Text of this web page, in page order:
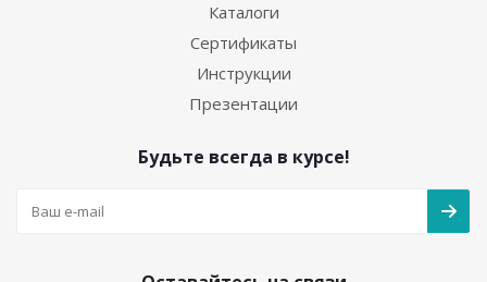
Каталоги
Сертификаты
Инструкции
Презентации
Будьте всегда в курсе!